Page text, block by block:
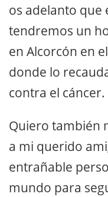
os adelanto que
tendremos un
en Alcorcón en
donde lo
contra el cáncer.
Quiero también
a mi querido
entrañable
mundo para